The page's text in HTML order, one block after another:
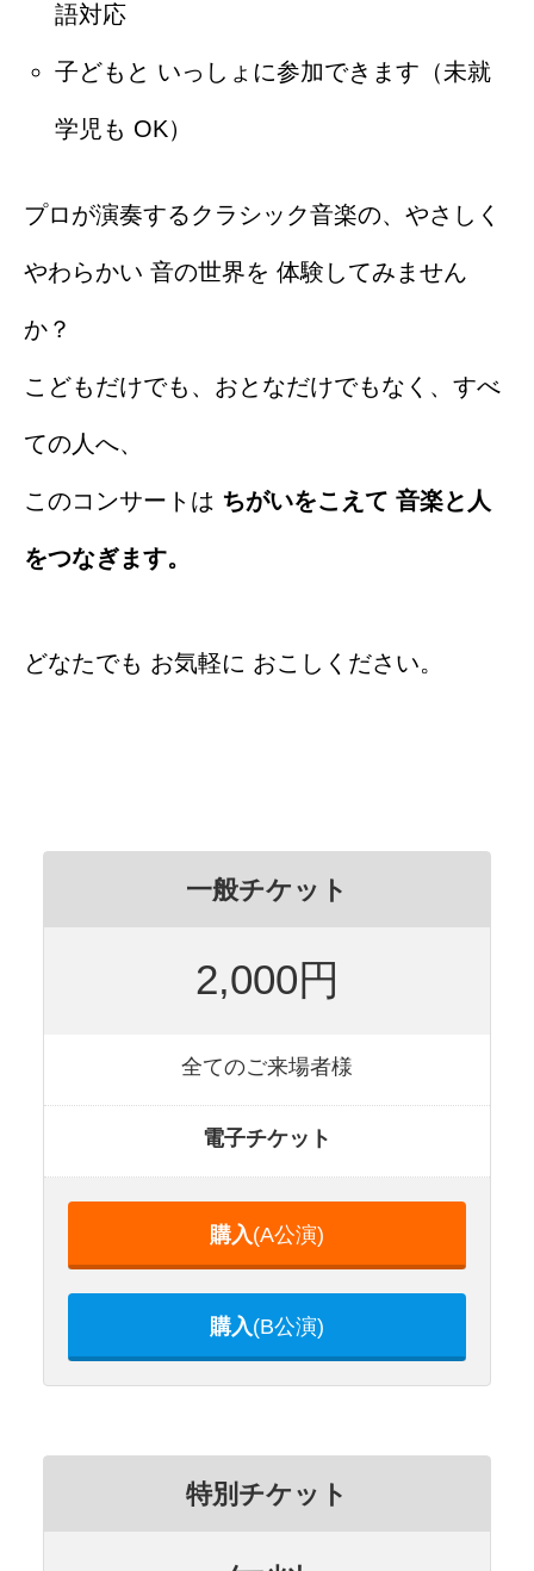
語対応
子どもと いっしょに参加できます（未就
学児も OK）
プロが演奏するクラシック音楽の、やさしく
やわらかい 音の世界を 体験してみません
か？
こどもだけでも、おとなだけでもなく、すべ
ての人へ、
このコンサートは ちがいをこえて 音楽と人
をつなぎます。
どなたでも お気軽に おこしください。
一般チケット
2,000円
全てのご来場者様
電子チケット
購入(A公演)
購入(B公演)
特別チケット